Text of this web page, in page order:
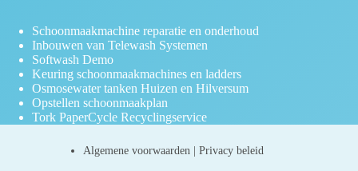
Schoonmaakmachine reparatie en onderhoud
Inbouwen van Telewash Systemen
Softwash Demo
Keuring schoonmaakmachines en ladders
Osmosewater tanken Huizen en Hilversum
Opstellen schoonmaakplan
Tork PaperCycle Recyclingservice
Algemene voorwaarden |Privacy beleid